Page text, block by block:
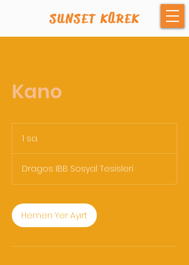
SUNSET KÜREK
Kano
1 sa.
Dragos IBB Sosyal Tesisleri
Hemen Yer Ayırt